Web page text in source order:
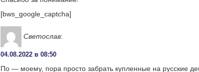
[bws_google_captcha]
Светослав:
04.08.2022 в 08:50
По — моему, пора просто забрать купленные на русские